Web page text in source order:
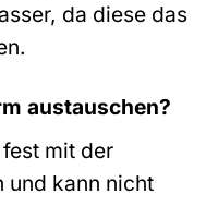
da diese das
austauschen?
mit der
und kann nicht